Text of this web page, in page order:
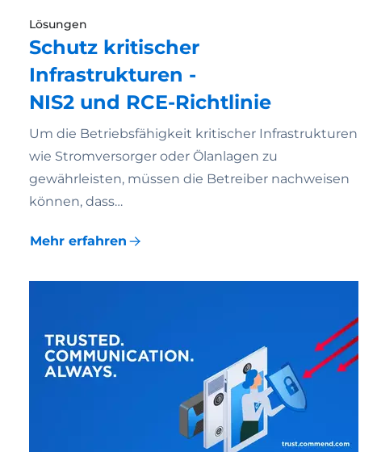
Lösungen
Schutz kritischer
Infrastrukturen -
NIS2 und RCE-Richtlinie
Um die Betriebsfähigkeit kritischer Infrastrukturen
wie Stromversorger oder Ölanlagen zu
gewährleisten, müssen die Betreiber nachweisen
können, dass…
Mehr erfahren